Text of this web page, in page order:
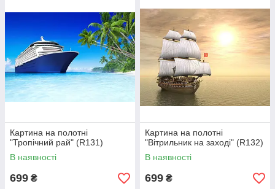
Картина на полотні
"Тропічний рай" (R131)
В наявності
699 ₴
Картина на полотні
"Вітрильник на заході" (R132)
В наявності
699 ₴